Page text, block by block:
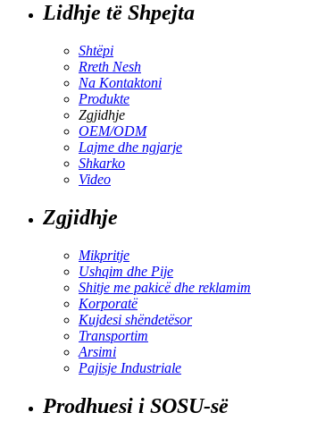
Lidhje të Shpejta
Shtëpi
Rreth Nesh
Na Kontaktoni
Produkte
Zgjidhje
OEM/ODM
Lajme dhe ngjarje
Shkarko
Video
Zgjidhje
Mikpritje
Ushqim dhe Pije
Shitje me pakicë dhe reklamim
Korporatë
Kujdesi shëndetësor
Transportim
Arsimi
Pajisje Industriale
Prodhuesi i SOSU-së